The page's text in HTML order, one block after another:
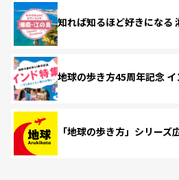
知れば知るほど好きになる
地球の歩き方45周年記念
「地球の歩き方」シリーズ